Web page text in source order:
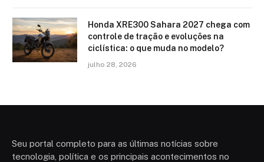
Honda XRE300 Sahara 2027 chega com
controle de tração e evoluções na
ciclística: o que muda no modelo?
julho 28, 2026
Seu portal completo para as últimas notícias sobre
tecnologia, política e os principais acontecimentos no